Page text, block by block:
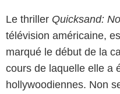
Le thriller Quicksand:
télévision américaine,
marqué le début de la
cours de laquelle elle a
hollywoodiennes. Non